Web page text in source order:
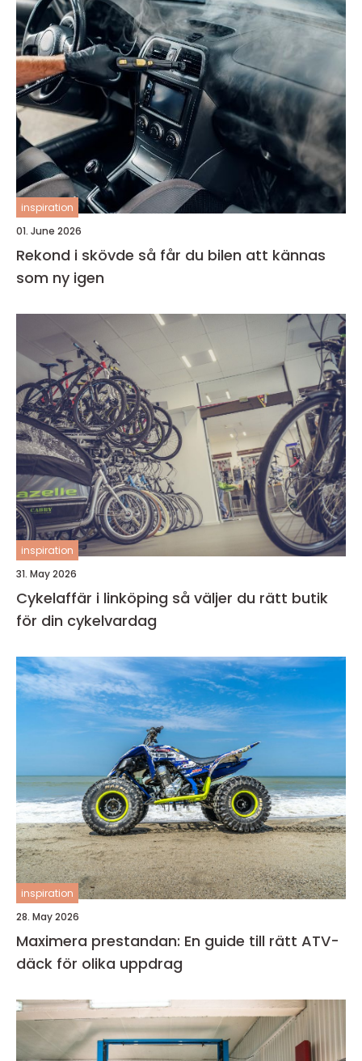
inspiration
01. June 2026
Rekond i skövde så får du bilen att kännas
som ny igen
inspiration
31. May 2026
Cykelaffär i linköping så väljer du rätt butik
för din cykelvardag
inspiration
28. May 2026
Maximera prestandan: En guide till rätt ATV-
däck för olika uppdrag